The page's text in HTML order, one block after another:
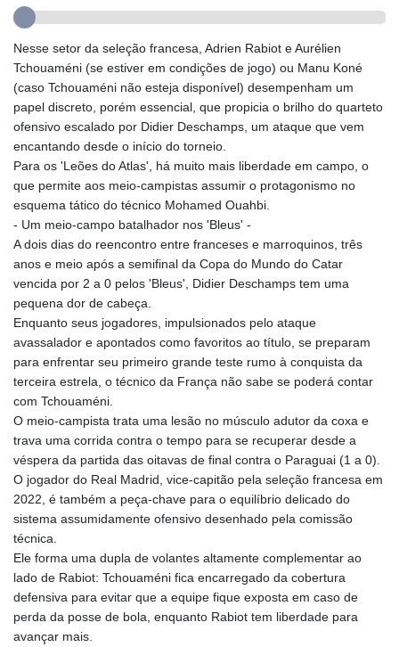
GTQ 8.794891
GYD 241.157003
HKD 9.067746
HNL 30.895616
HRK 7.536622
IDR 20580.370421
IQD 1509.981237
ISK 142.598215
JOD 0.819746
KGS 101.104505
KMF 492.514185
KRW 1627.712241
KWD 0.356853
LAK 26025.676609
LBP
Nesse setor da seleção francesa, Adrien Rabiot e Aurélien
Tchouaméni (se estiver em condições de jogo) ou Manu Koné
(caso Tchouaméni não esteja disponível) desempenham um
papel discreto, porém essencial, que propicia o brilho do quarteto
ofensivo escalado por Didier Deschamps, um ataque que vem
encantando desde o início do torneio.
Para os 'Leões do Atlas', há muito mais liberdade em campo, o
que permite aos meio-campistas assumir o protagonismo no
esquema tático do técnico Mohamed Ouahbi.
- Um meio-campo batalhador nos 'Bleus' -
A dois dias do reencontro entre franceses e marroquinos, três
anos e meio após a semifinal da Copa do Mundo do Catar
vencida por 2 a 0 pelos 'Bleus', Didier Deschamps tem uma
pequena dor de cabeça.
Enquanto seus jogadores, impulsionados pelo ataque
avassalador e apontados como favoritos ao título, se preparam
para enfrentar seu primeiro grande teste rumo à conquista da
terceira estrela, o técnico da França não sabe se poderá contar
com Tchouaméni.
O meio-campista trata uma lesão no músculo adutor da coxa e
trava uma corrida contra o tempo para se recuperar desde a
véspera da partida das oitavas de final contra o Paraguai (1 a 0).
O jogador do Real Madrid, vice-capitão pela seleção francesa em
2022, é também a peça-chave para o equilíbrio delicado do
sistema assumidamente ofensivo desenhado pela comissão
técnica.
Ele forma uma dupla de volantes altamente complementar ao
lado de Rabiot: Tchouaméni fica encarregado da cobertura
defensiva para evitar que a equipe fique exposta em caso de
perda da posse de bola, enquanto Rabiot tem liberdade para
avançar mais.